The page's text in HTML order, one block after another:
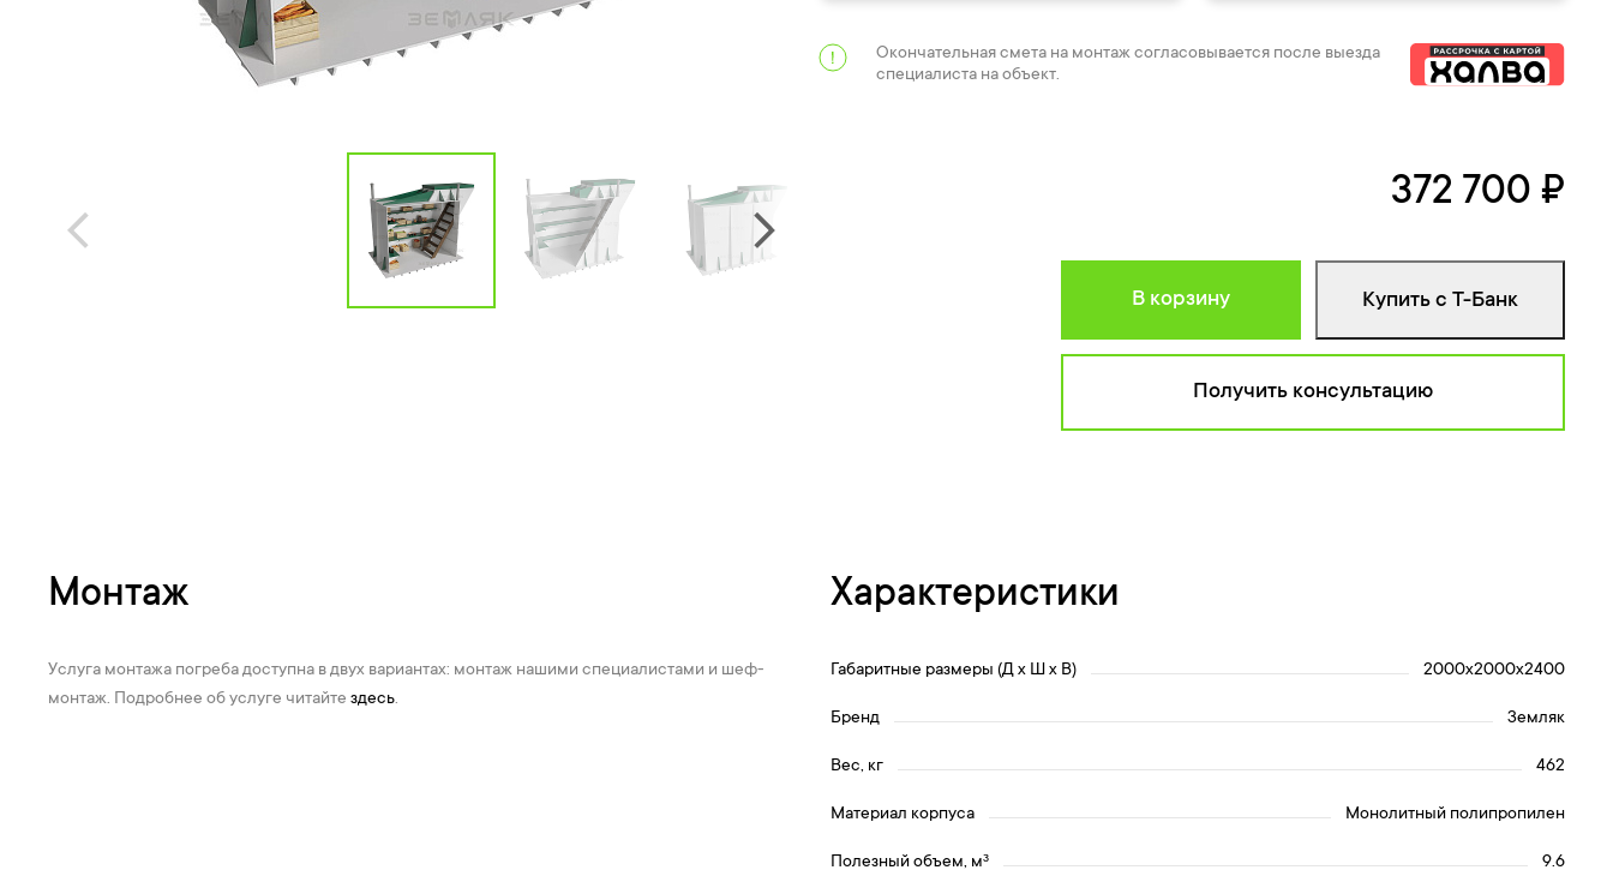
Окончательная смета на монтаж согласовывается после выезда
специалиста на объект.
372 700 ₽
В корзину Купить с Т-Банк
Получить консультацию
Монтаж
Услуга монтажа погреба доступна в двух вариантах: монтаж нашими специалистами и шеф-
монтаж. Подробнее об услуге читайте здесь.
Характеристики
Габаритные размеры (Д х Ш х В) 2000x2000x2400
Бренд Земляк
Вес, кг 462
Материал корпуса Монолитный полипропилен
Полезный объем, мᶟ 9.6